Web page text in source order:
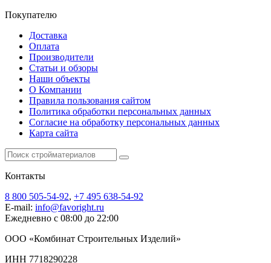
Покупателю
Доставка
Оплата
Производители
Статьи и обзоры
Наши объекты
О Компании
Правила пользования сайтом
Политика обработки персональных данных
Согласие на обработку персональных данных
Карта сайта
Контакты
8 800 505-54-92, +7 495 638-54-92
E-mail: info@favoright.ru
Ежедневно с 08:00 до 22:00
ООО «Комбинат Строительных Изделий»
ИНН 7718290228